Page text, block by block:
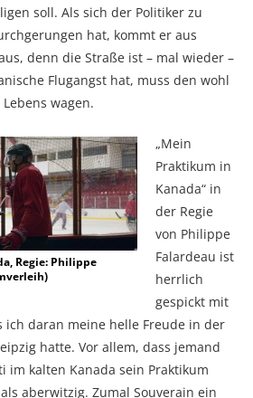
soll. Als sich der Politiker zu
hat, kommt er aus
denn die Straße ist – mal wieder –
Flugangst hat, muss den wohl
wagen.
Regie: Philippe
„Mein
Praktikum in
Kanada“ in
der Regie
von Philippe
Falardeau ist
herrlich
gespickt mit
ich daran meine helle Freude in der
hatte. Vor allem, dass jemand
im kalten Kanada sein Praktikum
aberwitzig. Zumal Souverain ein